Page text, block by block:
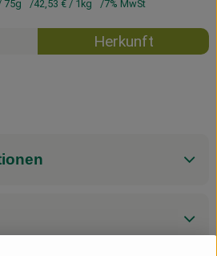
75g 42,53 € / 1kg 7% MwSt
Herkunft